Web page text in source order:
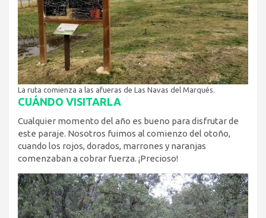
La ruta comienza a las afueras de Las Navas del Marqués.
CUÁNDO VISITARLA
Cualquier momento del año es bueno para disfrutar de
este paraje. Nosotros fuimos al comienzo del otoño,
cuando los rojos, dorados, marrones y naranjas
comenzaban a cobrar fuerza. ¡Precioso!